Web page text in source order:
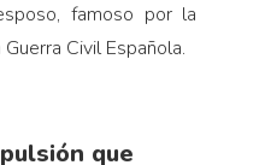
famoso por la
Civil Española.
que